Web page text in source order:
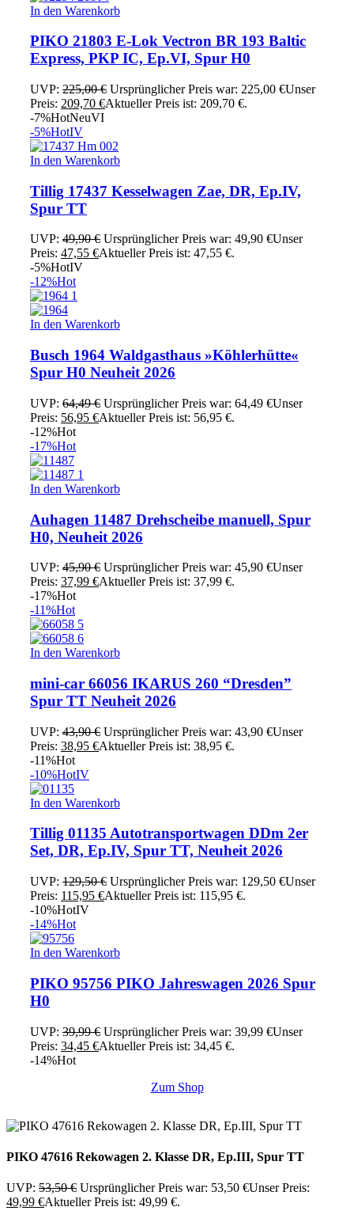
In den Warenkorb
PIKO 21803 E-Lok Vectron BR 193 Baltic
Express, PKP IC, Ep.VI, Spur H0
UVP: 225,00€ Ursprünglicher Preis war: 225,00 €Unser
Preis: 209,70 €Aktueller Preis ist: 209,70 €.
-7%HotNeuVI
-5%HotIV
In den Warenkorb
Tillig 17437 Kesselwagen Zae, DR, Ep.IV,
Spur TT
UVP: 49,90€ Ursprünglicher Preis war: 49,90 €Unser
Preis: 47,55 €Aktueller Preis ist: 47,55 €.
-5%HotIV
-12%Hot
In den Warenkorb
Busch 1964 Waldgasthaus »Köhlerhütte«
Spur H0 Neuheit 2026
UVP: 64,49€ Ursprünglicher Preis war: 64,49 €Unser
Preis: 56,95 €Aktueller Preis ist: 56,95 €.
-12%Hot
-17%Hot
In den Warenkorb
Auhagen 11487 Drehscheibe manuell, Spur
H0, Neuheit 2026
UVP: 45,90€ Ursprünglicher Preis war: 45,90 €Unser
Preis: 37,99 €Aktueller Preis ist: 37,99 €.
-17%Hot
-11%Hot
In den Warenkorb
mini-car 66056 IKARUS 260 “Dresden”
Spur TT Neuheit 2026
UVP: 43,90€ Ursprünglicher Preis war: 43,90 €Unser
Preis: 38,95 €Aktueller Preis ist: 38,95 €.
-11%Hot
-10%HotIV
In den Warenkorb
Tillig 01135 Autotransportwagen DDm 2er
Set, DR, Ep.IV, Spur TT, Neuheit 2026
UVP: 129,50€ Ursprünglicher Preis war: 129,50 €Unser
Preis: 115,95 €Aktueller Preis ist: 115,95 €.
-10%HotIV
-14%Hot
In den Warenkorb
PIKO 95756 PIKO Jahreswagen 2026 Spur
H0
UVP: 39,99€ Ursprünglicher Preis war: 39,99 €Unser
Preis: 34,45 €Aktueller Preis ist: 34,45 €.
-14%Hot
Zum Shop
PIKO 47616 Rekowagen 2. Klasse DR, Ep.III, Spur TT
UVP: 53,50€ Ursprünglicher Preis war: 53,50 €Unser Preis:
49,99 €Aktueller Preis ist: 49,99 €.